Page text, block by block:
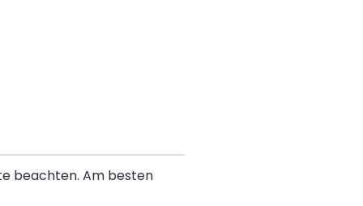
beachten. Am besten